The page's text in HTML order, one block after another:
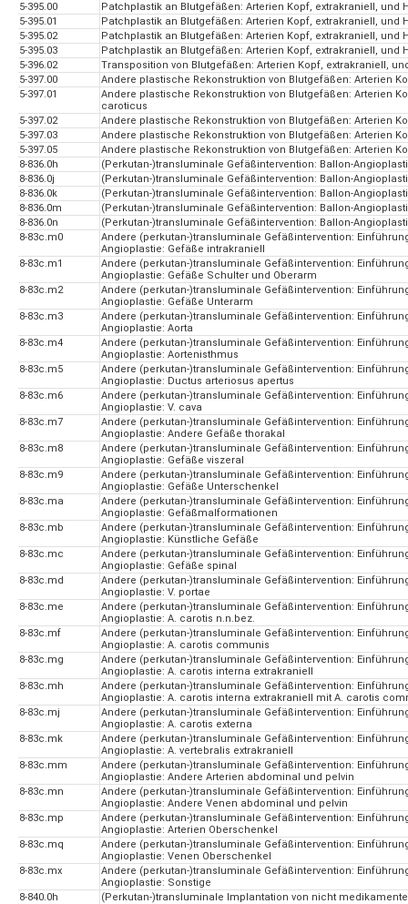
5-395.00
Patchplastik an Blutgefäßen: Arterien Kopf, extrakraniell, und
5-395.01
Patchplastik an Blutgefäßen: Arterien Kopf, extrakraniell,
5-395.02
Patchplastik an Blutgefäßen: Arterien Kopf, extrakraniell, und
5-395.03
Patchplastik an Blutgefäßen: Arterien Kopf, extrakraniell, und
5-396.02
Transposition von Blutgefäßen: Arterien Kopf, extrakraniell,
5-397.00
Andere plastische Rekonstruktion von Blutgefäßen: Arterien
5-397.01
Andere plastische Rekonstruktion von Blutgefäßen: Arterien
caroticus
5-397.02
Andere plastische Rekonstruktion von Blutgefäßen: Arterien
5-397.03
Andere plastische Rekonstruktion von Blutgefäßen: Arterien
5-397.05
Andere plastische Rekonstruktion von Blutgefäßen: Arterien
8-836.0h
(Perkutan-)transluminale Gefäßintervention: Ballon-
8-836.0j
(Perkutan-)transluminale Gefäßintervention: Ballon-
8-836.0k
(Perkutan-)transluminale Gefäßintervention: Ballon-
8-836.0m
(Perkutan-)transluminale Gefäßintervention: Ballon-
8-836.0n
(Perkutan-)transluminale Gefäßintervention: Ballon-
8-83c.m0
Andere (perkutan-)transluminale Gefäßintervention:
Angioplastie: Gefäße intrakraniell
8-83c.m1
Andere (perkutan-)transluminale Gefäßintervention:
Angioplastie: Gefäße Schulter und Oberarm
8-83c.m2
Andere (perkutan-)transluminale Gefäßintervention:
Angioplastie: Gefäße Unterarm
8-83c.m3
Andere (perkutan-)transluminale Gefäßintervention:
Angioplastie: Aorta
8-83c.m4
Andere (perkutan-)transluminale Gefäßintervention:
Angioplastie: Aortenisthmus
8-83c.m5
Andere (perkutan-)transluminale Gefäßintervention:
Angioplastie: Ductus arteriosus apertus
8-83c.m6
Andere (perkutan-)transluminale Gefäßintervention:
Angioplastie: V. cava
8-83c.m7
Andere (perkutan-)transluminale Gefäßintervention:
Angioplastie: Andere Gefäße thorakal
8-83c.m8
Andere (perkutan-)transluminale Gefäßintervention:
Angioplastie: Gefäße viszeral
8-83c.m9
Andere (perkutan-)transluminale Gefäßintervention:
Angioplastie: Gefäße Unterschenkel
8-83c.ma
Andere (perkutan-)transluminale Gefäßintervention:
Angioplastie: Gefäßmalformationen
8-83c.mb
Andere (perkutan-)transluminale Gefäßintervention:
Angioplastie: Künstliche Gefäße
8-83c.mc
Andere (perkutan-)transluminale Gefäßintervention:
Angioplastie: Gefäße spinal
8-83c.md
Andere (perkutan-)transluminale Gefäßintervention:
Angioplastie: V. portae
8-83c.me
Andere (perkutan-)transluminale Gefäßintervention:
Angioplastie: A. carotis n.n.bez.
8-83c.mf
Andere (perkutan-)transluminale Gefäßintervention:
Angioplastie: A. carotis communis
8-83c.mg
Andere (perkutan-)transluminale Gefäßintervention:
Angioplastie: A. carotis interna extrakraniell
8-83c.mh
Andere (perkutan-)transluminale Gefäßintervention:
Angioplastie: A. carotis interna extrakraniell mit A. carotis
8-83c.mj
Andere (perkutan-)transluminale Gefäßintervention:
Angioplastie: A. carotis externa
8-83c.mk
Andere (perkutan-)transluminale Gefäßintervention:
Angioplastie: A. vertebralis extrakraniell
8-83c.mm
Andere (perkutan-)transluminale Gefäßintervention:
Angioplastie: Andere Arterien abdominal und pelvin
8-83c.mn
Andere (perkutan-)transluminale Gefäßintervention:
Angioplastie: Andere Venen abdominal und pelvin
8-83c.mp
Andere (perkutan-)transluminale Gefäßintervention:
Angioplastie: Arterien Oberschenkel
8-83c.mq
Andere (perkutan-)transluminale Gefäßintervention:
Angioplastie: Venen Oberschenkel
8-83c.mx
Andere (perkutan-)transluminale Gefäßintervention:
Angioplastie: Sonstige
8-840.0h
(Perkutan-)transluminale Implantation von nicht